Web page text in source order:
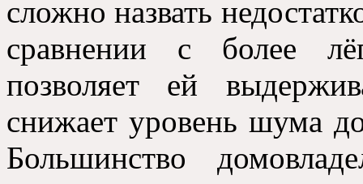
сложно назвать
сравнении с более
позволяет ей
снижает уровень шума
Большинство